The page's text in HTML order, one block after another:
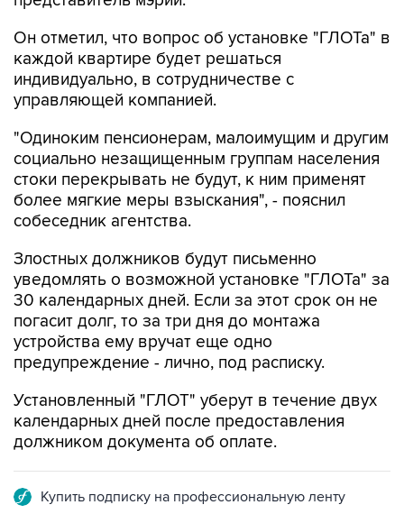
индивидуально, в сотрудничестве с
управляющей компанией.
"Одиноким пенсионерам, малоимущим и другим
стоки перекрывать не будут, к ним применят
более мягкие меры взыскания", - пояснил
собеседник агентства.
Злостных должников будут письменно
30 календарных дней. Если за этот срок он не
погасит долг, то за три дня до монтажа
устройства ему вручат еще одно
предупреждение - лично, под расписку.
Установленный "ГЛОТ" уберут в течение двух
должником документа об оплате.
Подписаться на рассылку главных новостей сайта